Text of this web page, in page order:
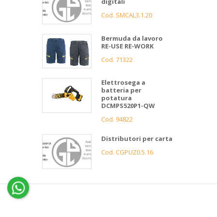
Cod. SMCAL3.1.20
Bermuda da lavoro
RE-USE RE-WORK
Cod. 71322
Elettrosega a
batteria per
potatura
DCMPS520P1-QW
Cod. 94822
Distributori per carta
Cod. CGPUZ0.5.16